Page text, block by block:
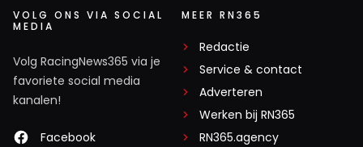
VOLG ONS VIA SOCIAL
MEDIA
Volg RacingNews365 via je
favoriete social media
kanalen!
Facebook
MEER RN365
Redactie
Service & contact
Adverteren
Werken bij RN365
RN365.agency